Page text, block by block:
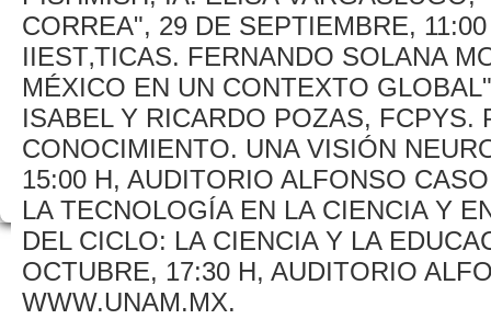
CORREA", 29 DE SEPTIEMBRE,
IIEST‚TICAS. FERNANDO SOLANA
MÉXICO EN UN CONTEXTO
ISABEL Y RICARDO POZAS,
CONOCIMIENTO. UNA VISIÓN
15:00 H, AUDITORIO ALFONSO
LA TECNOLOGÍA EN LA CIENCIA Y
DEL CICLO: LA CIENCIA Y LA
OCTUBRE, 17:30 H, AUDITORIO
WWW.UNAM.MX.